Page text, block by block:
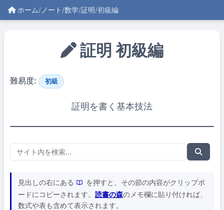
ホーム/ ノート /数学/証明/初級編
証明 初級編
難易度: 初級
証明を書く基本技法
見出しの右にある
を押すと、その節の内容がクリップボ
ードにコピーされます。 読書の森のメモ欄に貼り付ければ、
数式や表も含めて表示されます。